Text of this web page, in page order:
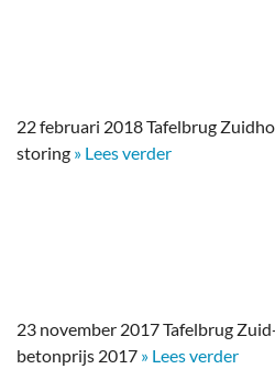
22 februari 2018 Tafelbrug
storing » Lees verder
23 november 2017 Tafelbrug
betonprijs 2017 » Lees verder